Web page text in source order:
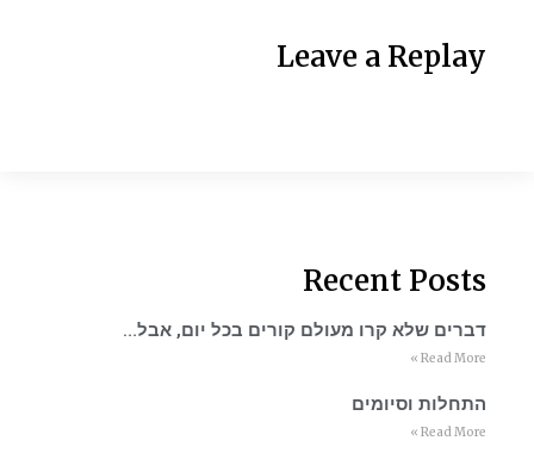
Leave a Replay
Recent Posts
דברים שלא קרו מעולם קורים בכל יום, אבל…
Read More »
התחלות וסיומים
Read More »